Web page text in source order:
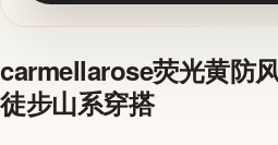
carmellarose荧光黄防
徒步山系穿搭